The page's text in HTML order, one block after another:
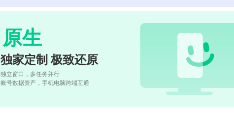
原生
独家定制 极致还原
独立窗口，多任务并行
账号数据资产，手机电脑跨端互通